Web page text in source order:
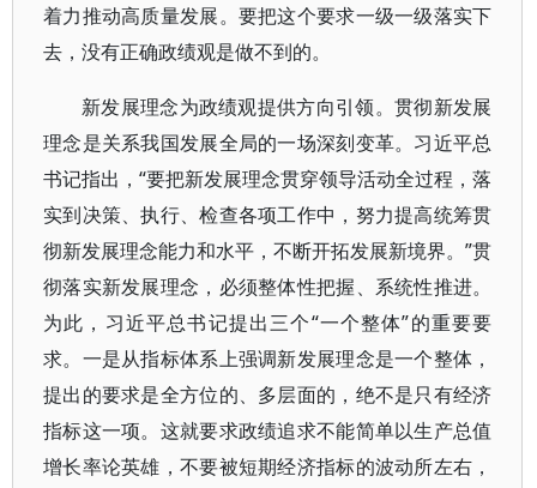
着力推动高质量发展。要把这个要求一级一级落实下
去，没有正确政绩观是做不到的。
新发展理念为政绩观提供方向引领。贯彻新发展
理念是关系我国发展全局的一场深刻变革。习近平总
书记指出，“要把新发展理念贯穿领导活动全过程，落
实到决策、执行、检查各项工作中，努力提高统筹贯
彻新发展理念能力和水平，不断开拓发展新境界。”贯
彻落实新发展理念，必须整体性把握、系统性推进。
为此，习近平总书记提出三个“一个整体”的重要要
求。一是从指标体系上强调新发展理念是一个整体，
提出的要求是全方位的、多层面的，绝不是只有经济
指标这一项。这就要求政绩追求不能简单以生产总值
增长率论英雄，不要被短期经济指标的波动所左右，